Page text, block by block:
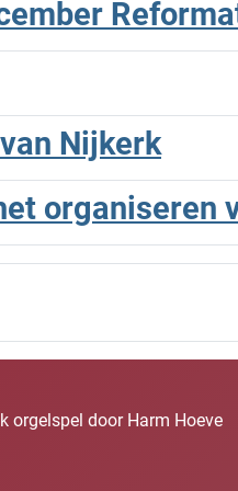
Nijkerk
organiseren
orgelspel door Harm Hoeve